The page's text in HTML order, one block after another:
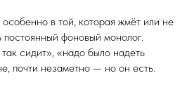
в той, которая жмёт или не
фоновый монолог.
сидит», «надо было надеть
почти незаметно — но он есть.